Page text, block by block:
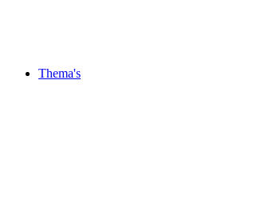
Thema's